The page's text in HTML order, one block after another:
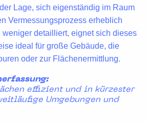
Lage, sich eigenständig im Raum
Vermessungsprozess erheblich
weniger detailliert, eignet sich dieses
ideal für große Gebäude, die
oder zur Flächenermittlung.
effizient und in kürzester
Umgebungen und